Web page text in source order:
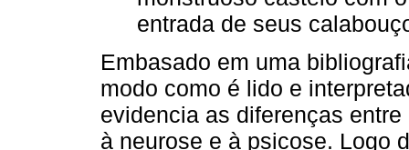
entrada de seus
Embasado em uma
modo como é lido e
evidencia as diferenças
à neurose e à psicose. Logo